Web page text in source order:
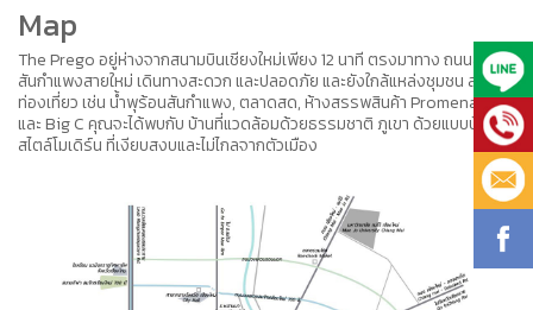
Map
The Prego อยู่ห่างจากสนามบินเชียงใหม่เพียง 12 นาที ตรงมาทาง ถนนสาย
สันกําแพงสายใหม่ เดินทางสะดวก และปลอดภัย และยังใกล้แหล่งชุมชน สถานที่
ท่องเที่ยว เช่น น้ําพุร้อนสันกําแพง, ตลาดสด, ห้างสรรพสินค้า Promenada
และ Big C คุณจะได้พบกับ บ้านที่แวดล้อมด้วยธรรมชาติ ภูเขา ด้วยแบบบ้าน
สไตล์โมเดิร์น ที่เงียบสงบและไม่ไกลจากตัวเมือง